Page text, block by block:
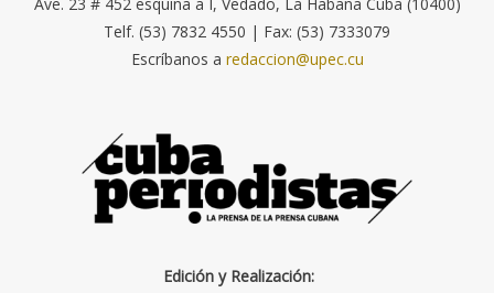
Telf. (53) 7832 4550 | Fax: (53) 7333079
Escríbanos a redaccion@upec.cu
Edición y Realización: